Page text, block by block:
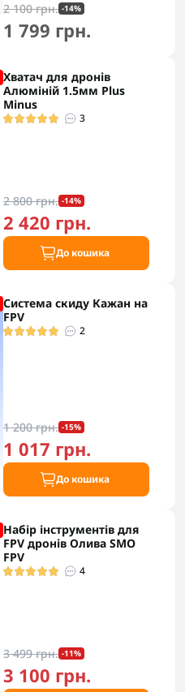
2 100 грн. -14%
1 799 грн.
Хватач для дронів
Алюміній 1.5мм Plus
Minus
3
2 800 грн. -14%
2 420 грн.
До кошика
Система скиду Кажан на
FPV
2
1 200 грн. -15%
1 017 грн.
До кошика
Набір інструментів для
FPV дронів Олива SMO
FPV
4
3 499 грн. -11%
3 100 грн.